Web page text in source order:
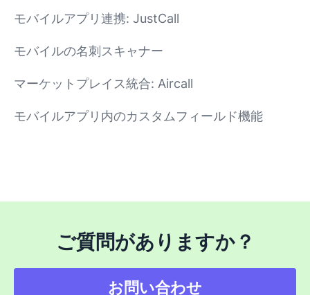
モバイルアプリ連携: JustCall
モバイルの名刺スキャナー
マーケットプレイス統合: Aircall
モバイルアプリ内のカスタムフィールド機能
ご質問がありますか？
お問い合わせ